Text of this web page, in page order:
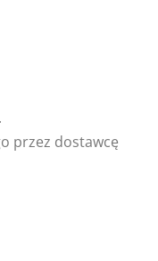
przez dostawcę